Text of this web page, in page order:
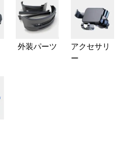
外装パーツ
アクセサリ
ー